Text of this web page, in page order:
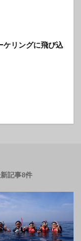
ケリングに飛び込
記事8件